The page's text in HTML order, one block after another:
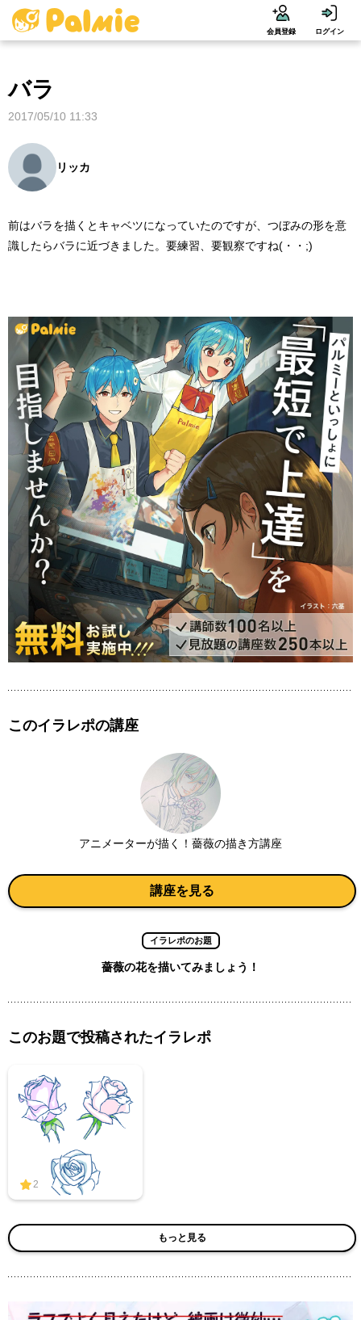
会員登録 ログイン
バラ
2017/05/10 11:33
リッカ
前はバラを描くとキャベツになっていたのですが、つぼみの形を意
識したらバラに近づきました。要練習、要観察ですね(・・;)
このイラレポの講座
アニメーターが描く！薔薇の描き方講座
講座を見る
イラレポのお題
薔薇の花を描いてみましょう！
このお題で投稿されたイラレポ
2
もっと見る